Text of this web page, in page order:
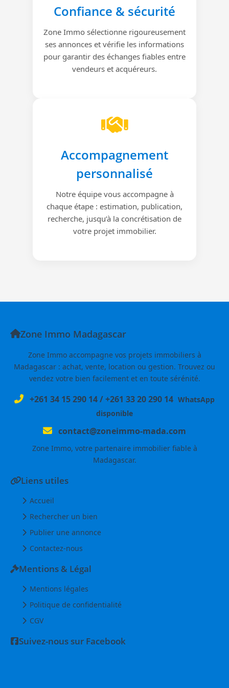
Confiance & sécurité
Zone Immo sélectionne rigoureusement
ses annonces et vérifie les informations
pour garantir des échanges fiables entre
vendeurs et acquéreurs.
Accompagnement
personnalisé
Notre équipe vous accompagne à
chaque étape : estimation, publication,
recherche, jusqu’à la concrétisation de
votre projet immobilier.
Zone Immo Madagascar
Zone Immo accompagne vos projets immobiliers à
Madagascar : achat, vente, location ou gestion. Trouvez ou
vendez votre bien facilement et en toute sérénité.
+261 34 15 290 14/+261 33 20 290 14 WhatsApp
disponible
contact@zoneimmo-mada.com
Zone Immo, votre partenaire immobilier fiable à
Madagascar.
Liens utiles
Accueil
Rechercher un bien
Publier une annonce
Contactez-nous
Mentions & Légal
Mentions légales
Politique de confidentialité
CGV
Suivez-nous sur Facebook